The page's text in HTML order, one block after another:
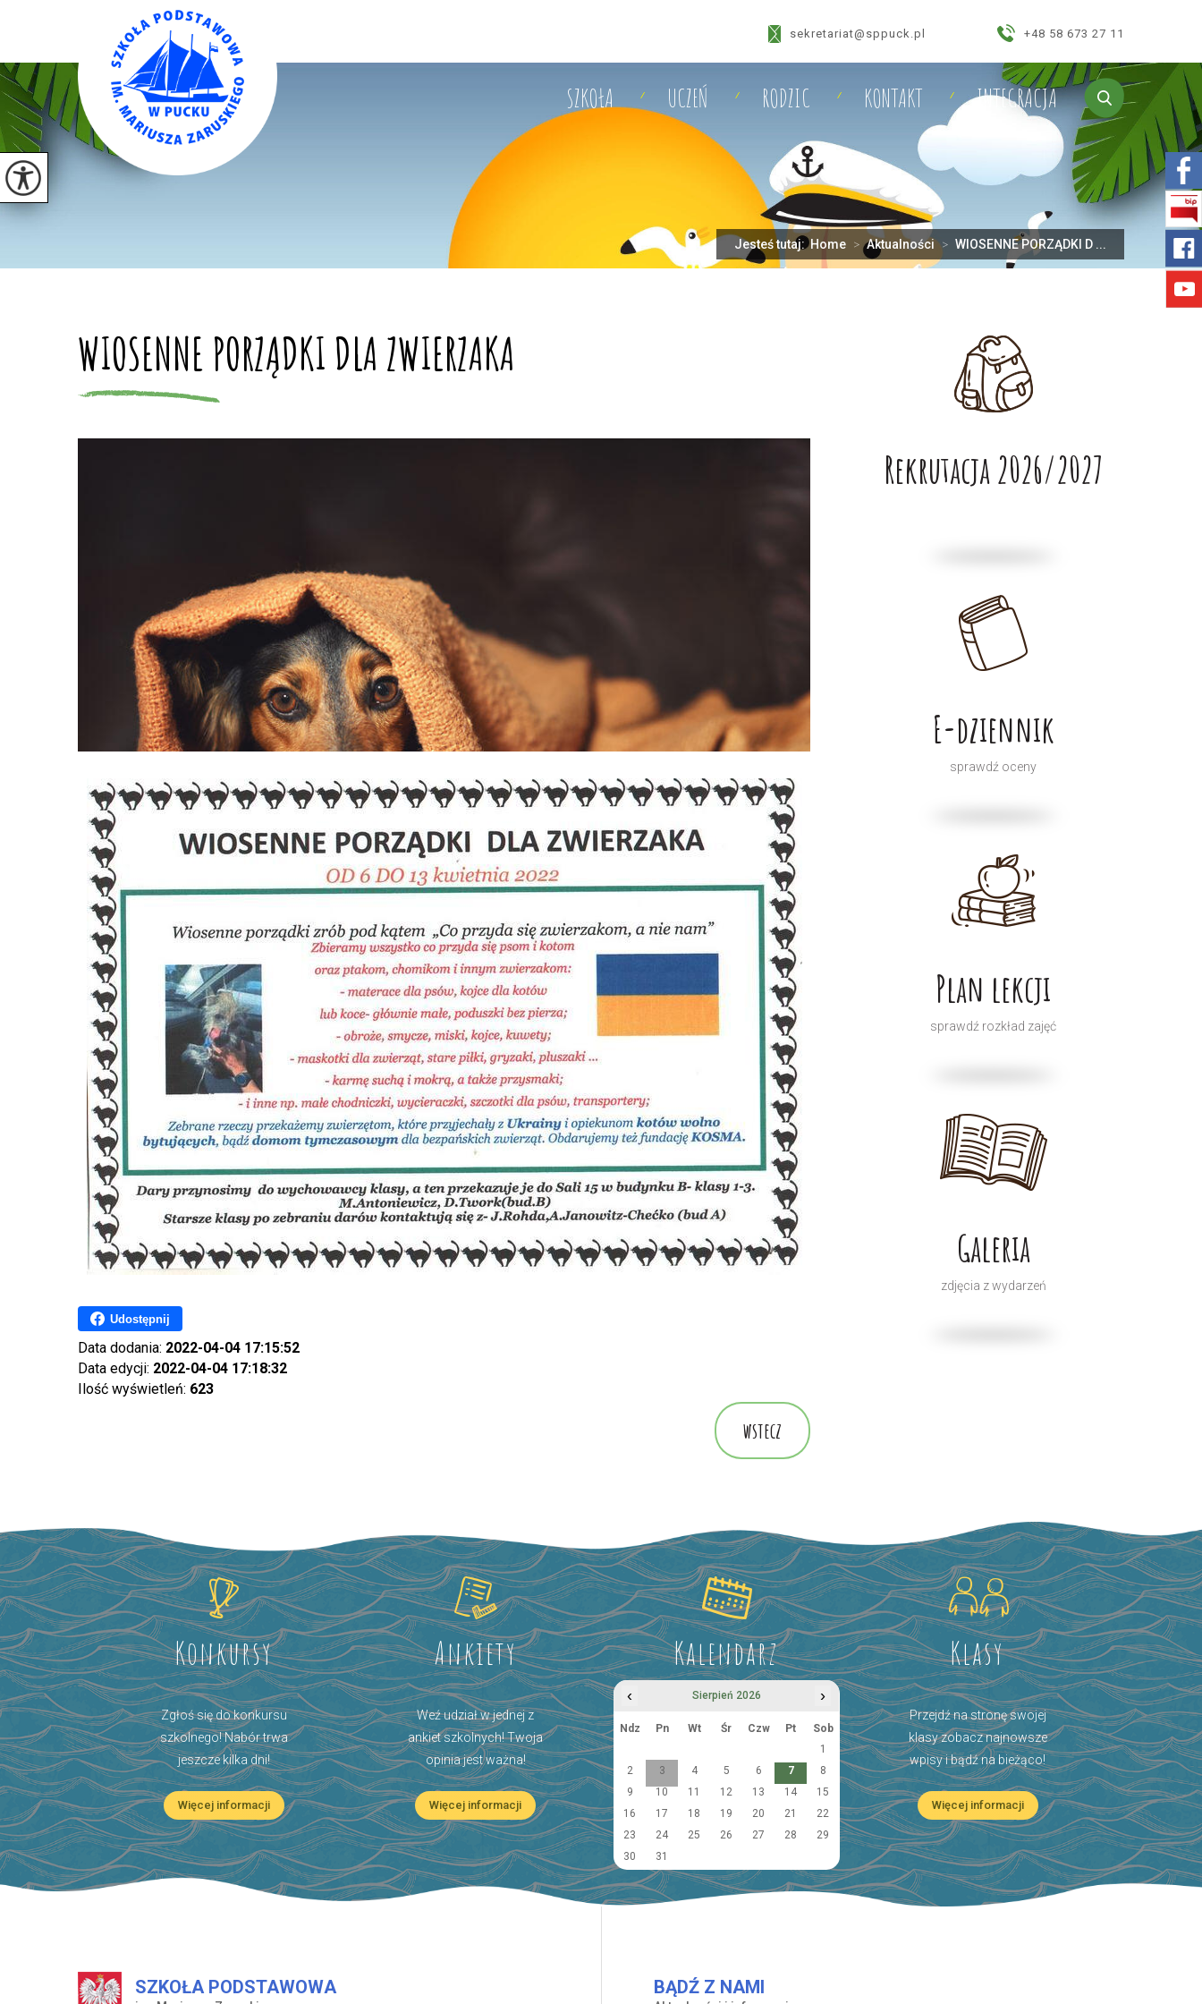
sekretariat@sppuck.pl +48 58 673 27 11
SZKOŁA UCZEŃ RODZIC KONTAKT INTEGRACJA
Jesteś tutaj:Home > Aktualności > WIOSENNE PORZĄDKI D ...
WIOSENNE PORZĄDKI DLA ZWIERZAKA
Udostępnij
Data dodania: 2022-04-04 17:15:52
Data edycji: 2022-04-04 17:18:32
Ilość wyświetleń: 623
wstecz
Rekrutacja 2026/2027
E-dziennik
sprawdź oceny
Plan lekcji
sprawdź rozkład zajęć
Galeria
zdjęcia z wydarzeń
Konkursy
Zgłoś się do konkursu
szkolnego! Nabór trwa
jeszcze kilka dni!
Więcej informacji
Ankiety
Weź udział w jednej z
ankiet szkolnych! Twoja
opinia jest ważna!
Więcej informacji
Kalendarz
‹ Sierpień 2026 ›
Ndz Pn Wt Śr Czw Pt
Sob
1
2
3 4 5 6 7
8
9
10 11 12 13 14
15
16
17 18 19 20 21
22
23
24 25 26 27 28
29
30
31
Klasy
Przejdź na stronę swojej
klasy zobacz najnowsze
wpisy i bądź na bieżąco!
Więcej informacji
SZKOŁA PODSTAWOWA BĄDŹ Z NAMI